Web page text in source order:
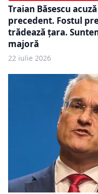
Traian Băsescu
precedent. Fostul
trădează țara.
majoră
22 iulie 2026